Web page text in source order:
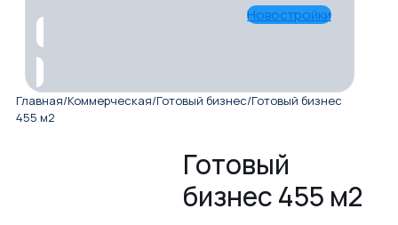
Новостройки
Главная/Коммерческая/Готовый бизнес/Готовый бизнес
455 м2
Готовый
бизнес 455 м2